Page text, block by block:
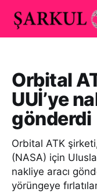
Orbital
UUİ’ye
gönderdi
Orbital ATK
(NASA) için
nakliye aracı
yörüngeye